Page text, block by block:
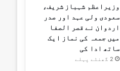
وزیراعظم شہباز شریف،
سعودی ولی عہد اور صدر
اردوان نے قصر الصفا
میں جمعہ کی نماز ایک
ساتھ ادا کی
2 گھنٹے پہلے